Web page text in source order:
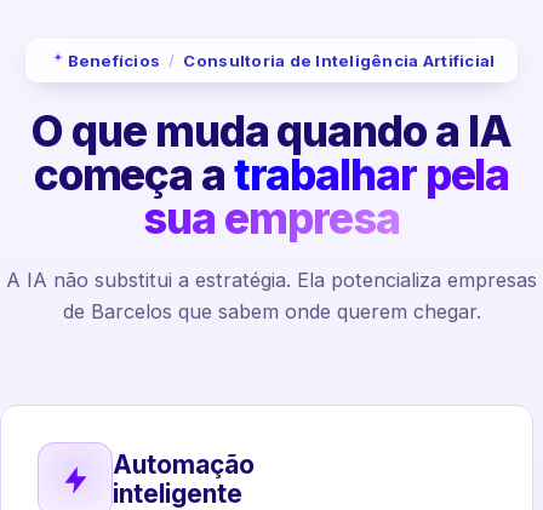
Benefícios / Consultoria de Inteligência Artificial
O que muda quando a IA
começa atrabalhar pela
sua empresa
A IA não substitui a estratégia. Ela potencializa empresas
de Barcelos que sabem onde querem chegar.
Automação
inteligente